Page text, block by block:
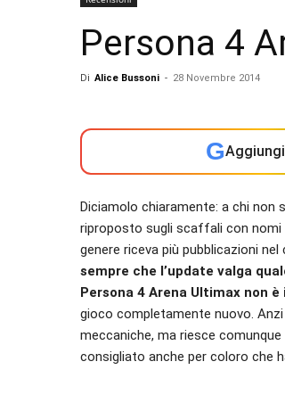
Persona 4
Di Alice Bussoni - 28 Novembre 2014
G
Diciamolo chiaramente: a chi non
riproposto sugli scaffali con
genere riceva più pubblicazioni
sempre che l’update valga
Persona 4 Arena Ultimax non
gioco completamente nuovo.
meccaniche, ma riesce
consigliato anche per coloro che